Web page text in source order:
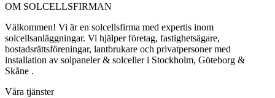
OM SOLCELLSFIRMAN
Välkommen! Vi är en solcellsfirma med expertis inom
solcellsanläggningar. Vi hjälper företag, fastighetsägare,
bostadsrättsföreningar, lantbrukare och privatpersoner med
installation av solpaneler & solceller i Stockholm, Göteborg &
Skåne .
Våra tjänster